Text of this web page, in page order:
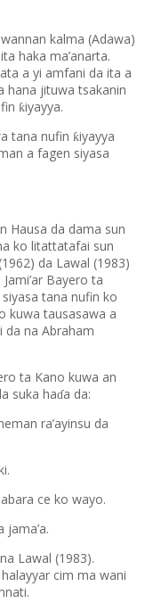
kalma (Adawa)
haka ma’anarta.
a yi amfani da ita a
hana jituwa tsakanin
ƙiyayya.
tana nufin ƙiyayya
a fagen siyasa
Hausa da dama sun
ko litattatafai sun
da Lawal (1983)
Bayero ta
tana nufin ko
kuwa tausasawa a
da na Abraham
ta Kano kuwa an
suka haɗa da:
ra’ayinsu da
ce ko wayo.
jama’a.
Lawal (1983).
cim ma wani